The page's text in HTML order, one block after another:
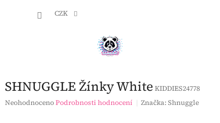
CZK
SHNUGGLE Žínky White KIDDIES24778
Průměrné
NeohodnocenoPodrobnosti hodnocení Značka:Shnuggle